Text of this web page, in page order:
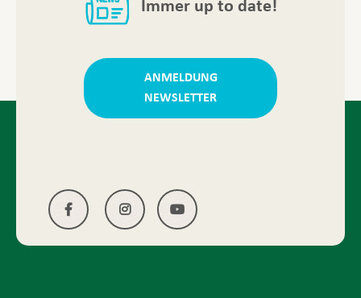
Immer up to date!
ANMELDUNG
NEWSLETTER